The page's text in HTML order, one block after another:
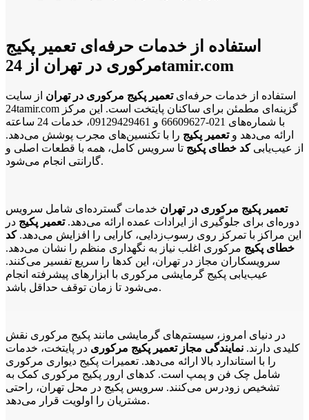
استفاده از خدمات حرفه‌ای تعمیر پکیج
مرکوری در تهران از 24tamir.com
استفاده از خدمات حرفه‌ایتعمیر پکیج مرکوری در تهران از سایت
24tamir.com گزینه‌ای مطمئن برای ساکنان پایتخت است. این مرکز
با شماره‌های 021-66609627 و 09129429461، خدمات 24 ساعته
ارائه می‌دهد وتعمیر پکیج را با تکنسین‌های مجرب پوشش می‌دهد.
از عیب‌یابیکد خطای پکیج تا سرویس کامل، همه با قطعات اصلی و
گارانتی انجام می‌شود.
تعمیر پکیج مرکوری در تهران خدمات گسترده‌ای شامل سرویس
دوره‌ای برای جلوگیری از ایرادات عمده ارائه می‌دهد.تعمیر پکیج در
این مراکز با تمرکز روی رسوب‌زدایی، کارایی را افزایش می‌دهد.کد
خطای پکیج مرکوری اغلب نیاز به نگهداری منظم را نشان می‌دهد.
سرویسکاران مجاز در تهران، این کدها را سریع تفسیر می‌کنند.
عیب‌یابی پکیج گرمایشی مرکوری با ابزارهای پیشرفته انجام
می‌شود تا زمان توقف حداقل باشد.
در دنیای امروز، سیستم‌های گرمایشی مانند پکیج مرکوری نقش
کلیدی دارند. نمایندگی مجاز تعمیر پکیج مرکوری در پایتخت، خدمات
را با استاندارد بالا ارائه می‌دهد. تعمیرات پکیج دیواری مرکوری
شامل چک فن و پمپ است. کدهای ارور پکیج مرکوری کمک به
تشخیص زودرس می‌کنند. سرویس پکیج در محل تهران، راحتی
مشتریان را اولویت قرار می‌دهد.